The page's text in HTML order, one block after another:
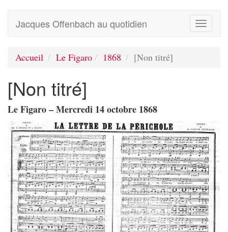
Toggle
Jacques Offenbach au quotidien
Accueil Le Figaro 1868 [Non titré]
[Non titré]
Le Figaro – Mercredi 14 octobre 1868